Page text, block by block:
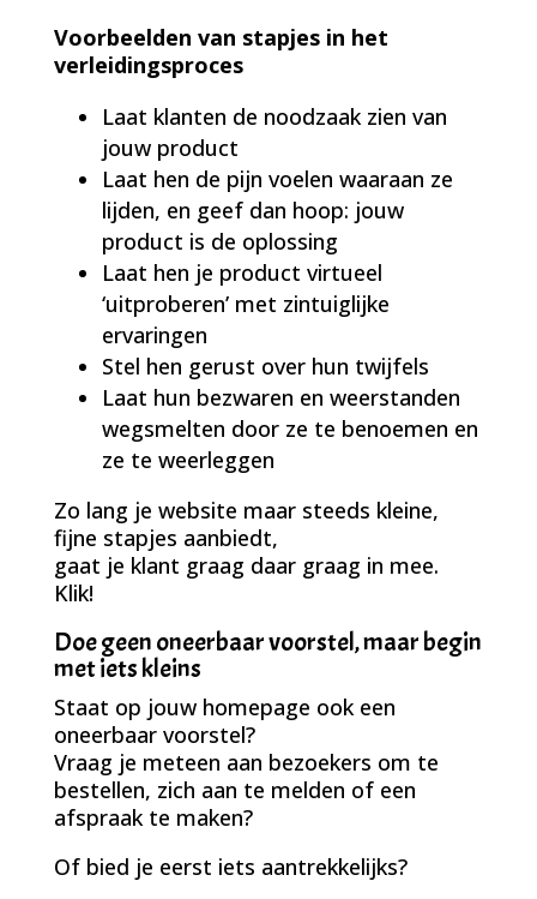
Voorbeelden van stapjes in het
verleidingsproces
Laat klanten de noodzaak zien van
jouw product
Laat hen de pijn voelen waaraan ze
lijden, en geef dan hoop: jouw
product is de oplossing
Laat hen je product virtueel
‘uitproberen’ met zintuiglijke
ervaringen
Stel hen gerust over hun twijfels
Laat hun bezwaren en weerstanden
wegsmelten door ze te benoemen en
ze te weerleggen
Zo lang je website maar steeds kleine,
fijne stapjes aanbiedt,
gaat je klant graag daar graag in mee.
Klik!
Doe geen oneerbaar voorstel, maar begin
met iets kleins
Staat op jouw homepage ook een
oneerbaar voorstel?
Vraag je meteen aan bezoekers om te
bestellen, zich aan te melden of een
afspraak te maken?
Of bied je eerst iets aantrekkelijks?